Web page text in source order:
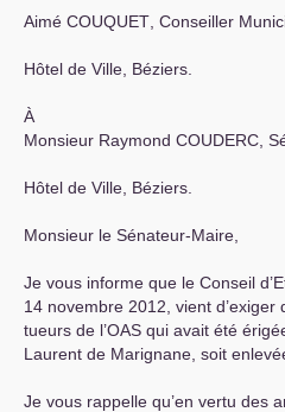
Aimé COUQUET , Conseiller
Hôtel de Ville, Béziers.
À
Monsieur Raymond COUDERC ,
Hôtel de Ville, Béziers.
Monsieur le Sénateur-Maire,
Je vous informe que le Conseil
14 novembre 2012, vient
tueurs de l’OAS qui avait été
Laurent de Marignane, soit
Je vous rappelle qu’en vertu des